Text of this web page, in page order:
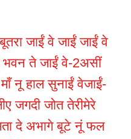
जाईं वे जाईं जाईं वे
भवन ते जाईं वे-2असीं
नू हाल सुनाईं वेजाईं-
जगदी जोत तेरीमेरे
दे अभागे बूटे नूं फल